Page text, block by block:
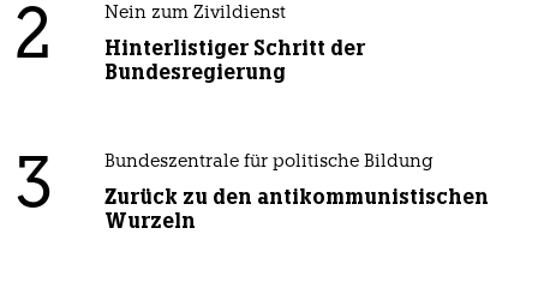
2 Nein zum Zivildienst
Hinterlistiger Schritt der
Bundesregierung
3 Bundeszentrale für politische Bildung
Zurück zu den antikommunistischen
Wurzeln